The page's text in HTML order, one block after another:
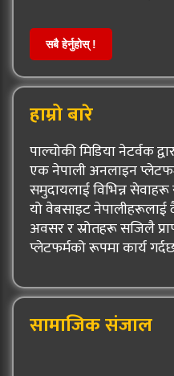
सबै हेर्नुहोस् !
हाम्रो बारे
पाल्चोकी मिडिया नेटर्वक
एक नेपाली अनलाइन
समुदायलाई विभिन्न
यो वेबसाइट
अवसर र स्रोतहरू सजिलै
प्लेटफर्मको रूपमा कार्य
सामाजिक संजाल